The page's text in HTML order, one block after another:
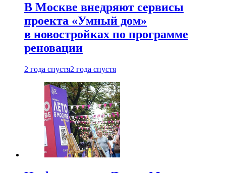
В Москве внедряют сервисы
проекта «Умный дом»
в новостройках по программе
реновации
2 года спустя2 года спустя